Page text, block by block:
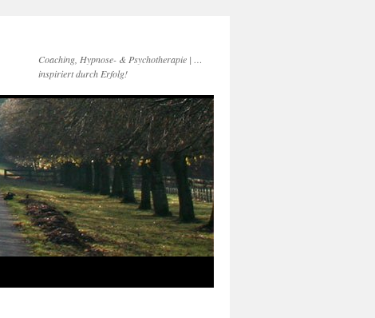
Coaching, Hypnose- & Psychotherapie | …
inspiriert durch Erfolg!